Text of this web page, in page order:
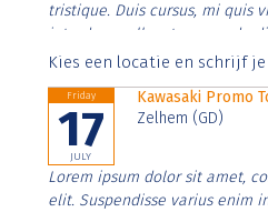
tristique. Duis cursus, mi quis
interdum nulla, ut commodo
Aenean faucibus nibh et justo
Kies een locatie en schrijf
Friday
17
JULY
Kawasaki Promo
Zelhem (GD)
Lorem ipsum dolor sit amet,
elit. Suspendisse varius enim